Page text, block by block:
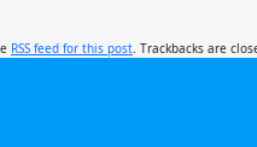
RSS feed for this post . Trackbacks are